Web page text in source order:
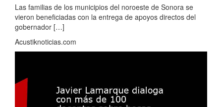
Las familias de los municipios del noroeste de Sonora se
vieron beneficiadas con la entrega de apoyos directos del
gobernador […]
Acustiknoticias.com